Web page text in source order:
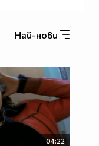
Най-нови
04:22